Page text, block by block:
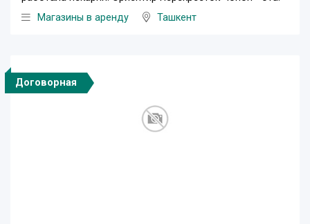
Магазины в аренду
Ташкент
Договорная